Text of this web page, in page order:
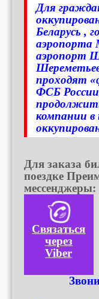
Для
Беларусь ,
аэропорта
аэропорт
проходят
ФСБ
компании в
Для заказа
поездке
мессенджеры:
Связаться
через
Viber